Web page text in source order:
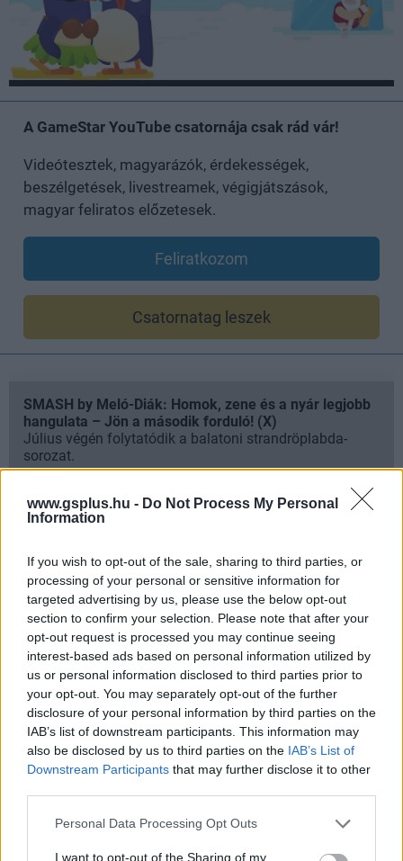
www.gsplus.hu - Do Not Process My Personal
Information
If you wish to opt-out of the sale, sharing to third parties, or
processing of your personal or sensitive information for
targeted advertising by us, please use the below opt-out
section to confirm your selection. Please note that after your
opt-out request is processed you may continue seeing
interest-based ads based on personal information utilized by
us or personal information disclosed to third parties prior to
your opt-out. You may separately opt-out of the further
disclosure of your personal information by third parties on the
IAB’s list of downstream participants. This information may
also be disclosed by us to third parties on the IAB’s List of
Downstream Participants that may further disclose it to other
Please note that this website/app uses one or more Google
not limited to your visit or usage behaviour. You may click to
Personal Data Processing Opt Outs
I want to opt-out of the Sharing of my
A GameStar YouTube csatornája csak rád vár!
Videótesztek, magyarázók, érdekességek,
beszélgetések, livestreamek, végigjátszások,
magyar feliratos előzetesek.
Feliratkozom
Csatornatag leszek
SMASH by Meló-Diák: Homok, zene és a nyár legjobb
hangulata – Jön a második forduló! (X)
Július végén folytatódik a balatoni strandröplabda-
sorozat.
#mobil
#bouncemasters
Platformok: Android iOS